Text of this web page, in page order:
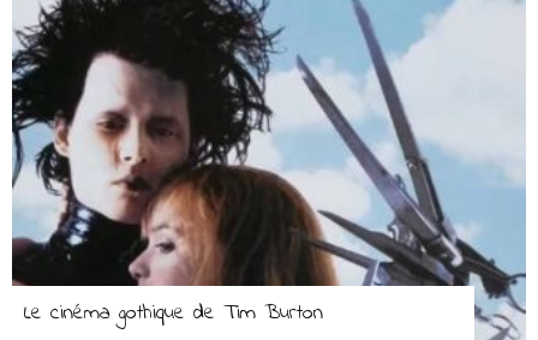
Le cinéma gothique de Tim Burton